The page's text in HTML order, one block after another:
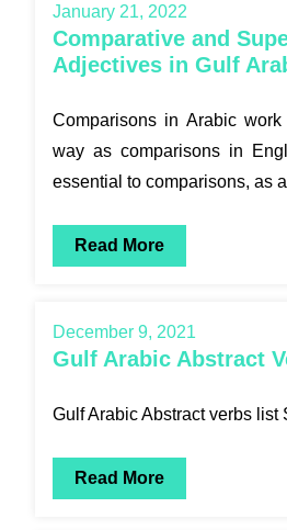
January 21, 2022
Comparative and
Adjectives in Gulf
Comparisons in Arabic
way as comparisons in
essential to comparisons, as
Read More
December 9, 2021
Gulf Arabic Abstract
Gulf Arabic Abstract verbs list
Read More